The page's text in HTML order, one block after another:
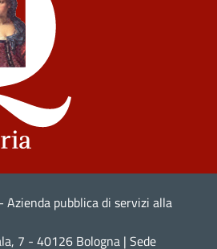
Azienda pubblica di servizi alla
7 - 40126 Bologna | Sede